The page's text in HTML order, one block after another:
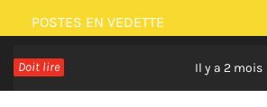
Passer
au
contenu
POSTES EN VEDETTE
Doit lire Il y a 2 mois